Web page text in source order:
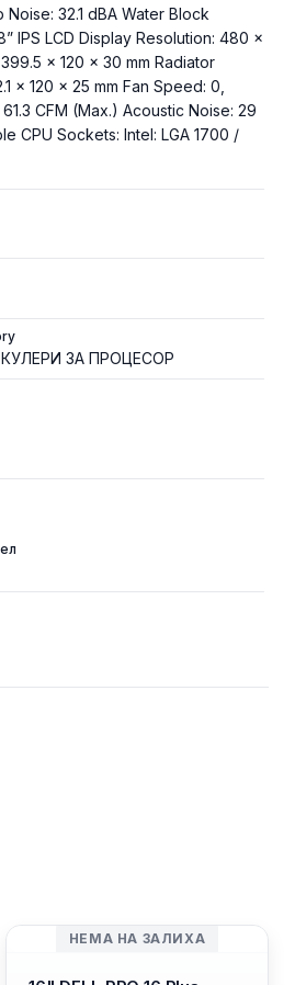
32.1 dBA Water Block
IPS LCD Display Resolution: 480 ×
× 120 × 30 mm Radiator
× 120 × 25 mm Fan Speed: 0,
CFM (Max.) Acoustic Noise: 29
CPU Sockets: Intel: LGA 1700 /
ЗА ПРОЦЕСОР
НЕМА НА ЗАЛИХА